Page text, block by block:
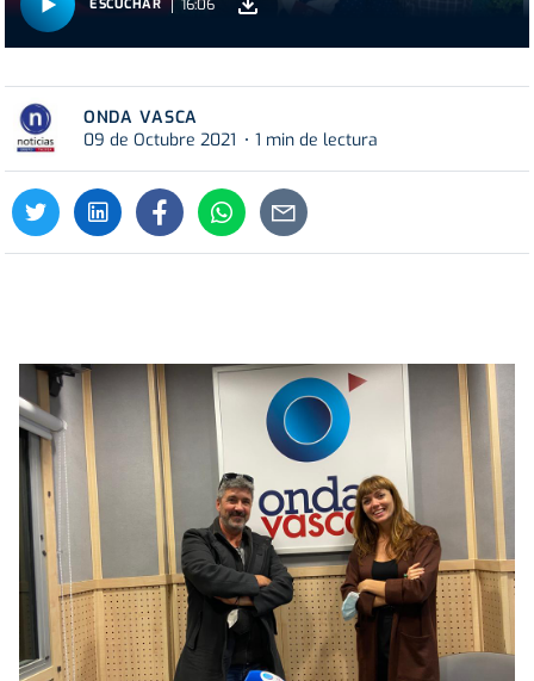
ESCUCHAR 16:06
ONDA VASCA
09 de Octubre 2021
1 min de lectura